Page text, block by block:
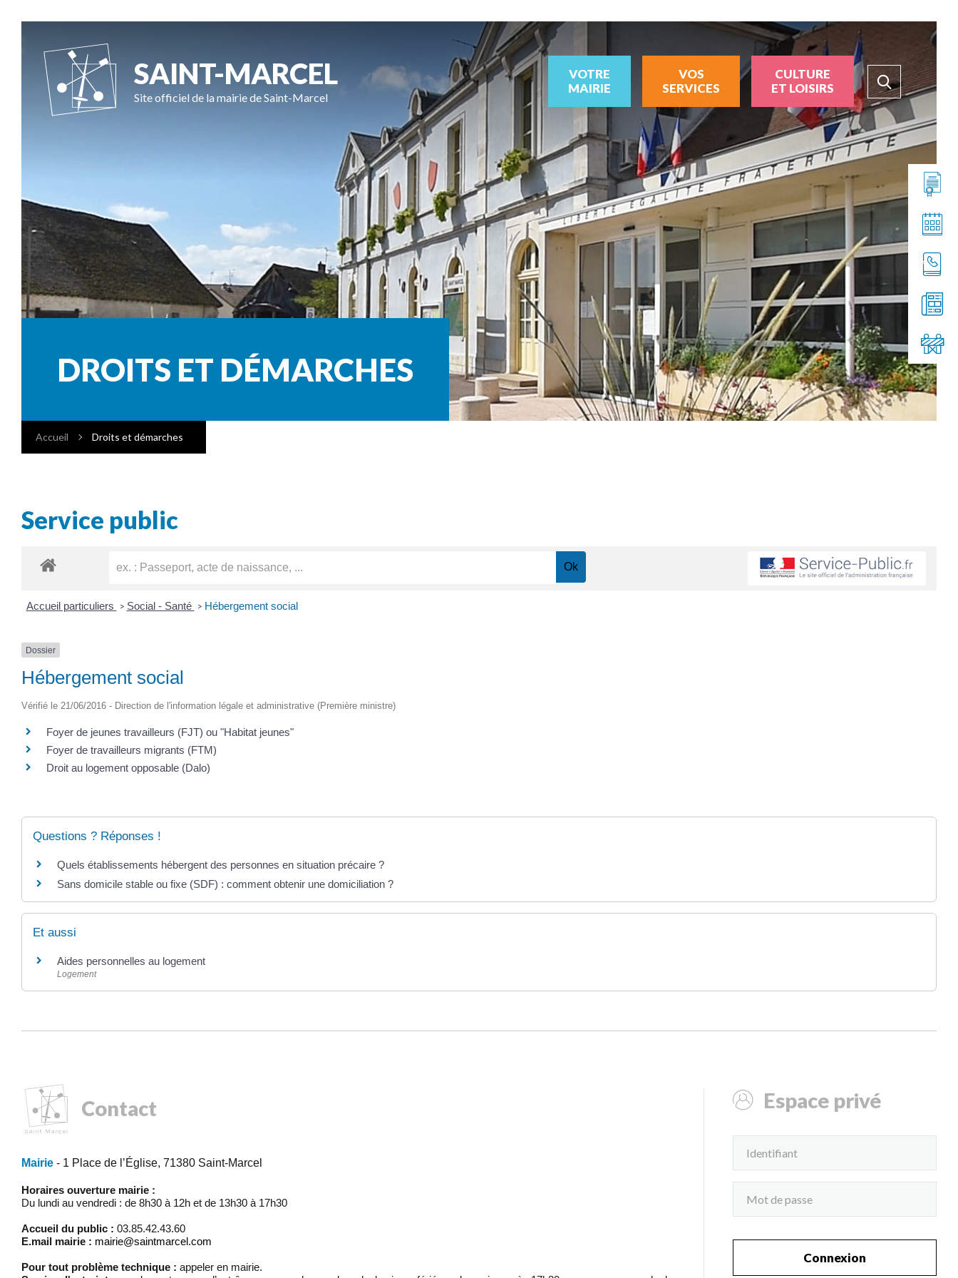
SAINT-MARCEL
Site officiel de la mairie de Saint-Marcel
VOTRE
MAIRIE
VOS
SERVICES
CULTURE
ET LOISIRS
DROITS ET DÉMARCHES
Accueil Droits et démarches
Service public
Accueil particuliers > Social - Santé > Hébergement social
Dossier
Hébergement social
Vérifié le 21/06/2016 - Direction de l'information légale et administrative (Première ministre)
Foyer de jeunes travailleurs (FJT) ou "Habitat jeunes"
Foyer de travailleurs migrants (FTM)
Droit au logement opposable (Dalo)
Questions ? Réponses !
Quels établissements hébergent des personnes en situation précaire ?
Sans domicile stable ou fixe (SDF) : comment obtenir une domiciliation ?
Et aussi
Aides personnelles au logement
Logement
Contact
Mairie - 1 Place de l’Église, 71380 Saint-Marcel
Horaires ouverture mairie :
Du lundi au vendredi : de 8h30 à 12h et de 13h30 à 17h30
Accueil du public : 03.85.42.43.60
E.mail mairie : mairie@saintmarcel.com
Pour tout problème technique : appeler en mairie.
Espace privé
Connexion